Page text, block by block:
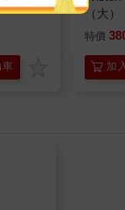
（大）
特價
加